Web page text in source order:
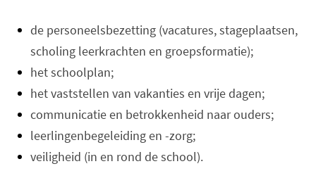
de personeelsbezetting (vacatures, stageplaatsen,
scholing leerkrachten en groepsformatie);
het schoolplan;
het vaststellen van vakanties en vrije dagen;
communicatie en betrokkenheid naar ouders;
leerlingenbegeleiding en -zorg;
veiligheid (in en rond de school).